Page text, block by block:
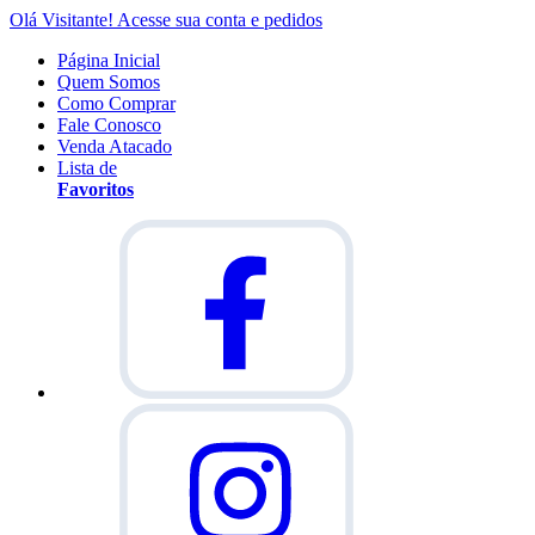
Olá Visitante! Acesse sua conta e pedidos
Página Inicial
Quem Somos
Como Comprar
Fale Conosco
Venda Atacado
Lista de
Favoritos